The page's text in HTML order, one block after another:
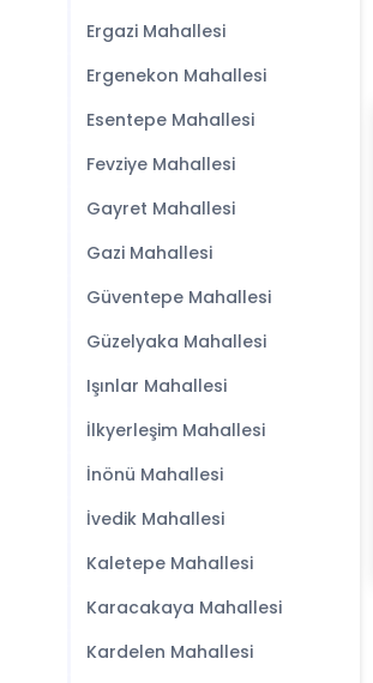
Ergazi Mahallesi
Ergenekon Mahallesi
Esentepe Mahallesi
Fevziye Mahallesi
Gayret Mahallesi
Gazi Mahallesi
Güventepe Mahallesi
Güzelyaka Mahallesi
Işınlar Mahallesi
İlkyerleşim Mahallesi
İnönü Mahallesi
İvedik Mahallesi
Kaletepe Mahallesi
Karacakaya Mahallesi
Kardelen Mahallesi